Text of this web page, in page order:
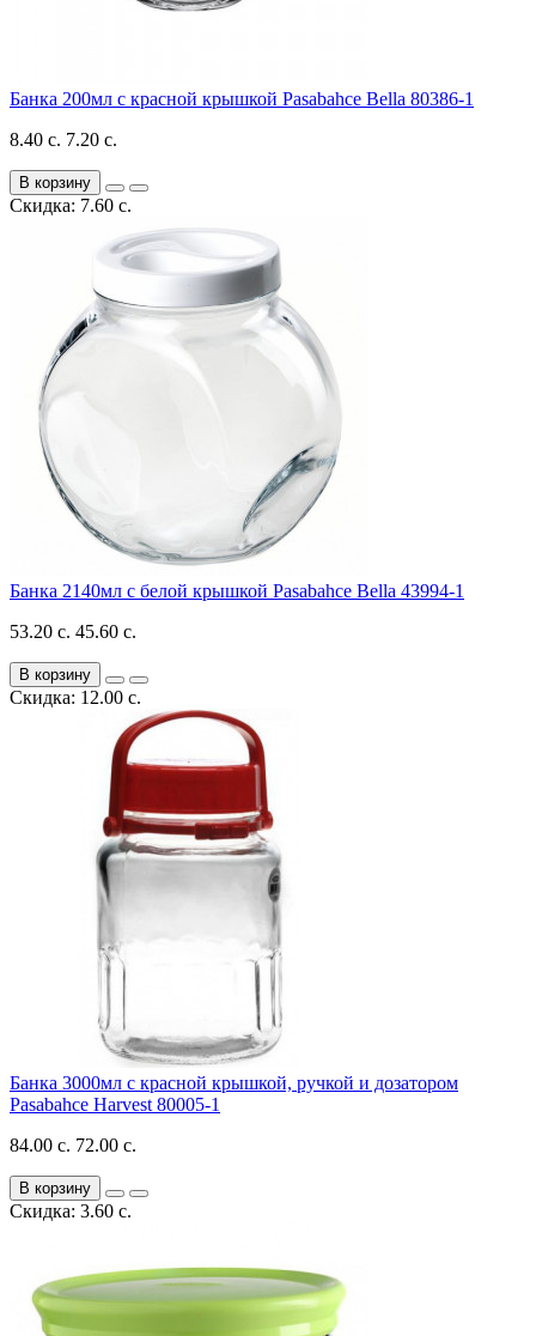
Банка 200мл с красной крышкой Pasabahce Bella 80386-1
8.40 с. 7.20 с.
В корзину
Скидка: 7.60 с.
Банка 2140мл с белой крышкой Pasabahce Bella 43994-1
53.20 с. 45.60 с.
В корзину
Скидка: 12.00 с.
Банка 3000мл с красной крышкой, ручкой и дозатором
Pasabahce Harvest 80005-1
84.00 с. 72.00 с.
В корзину
Скидка: 3.60 с.